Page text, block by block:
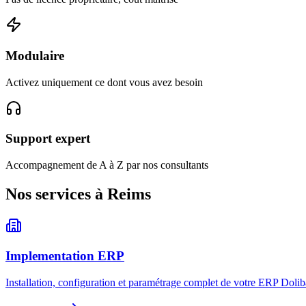
Modulaire
Activez uniquement ce dont vous avez besoin
Support expert
Accompagnement de A à Z par nos consultants
Nos services à Reims
Implementation ERP
Installation, configuration et paramétrage complet de votre ERP